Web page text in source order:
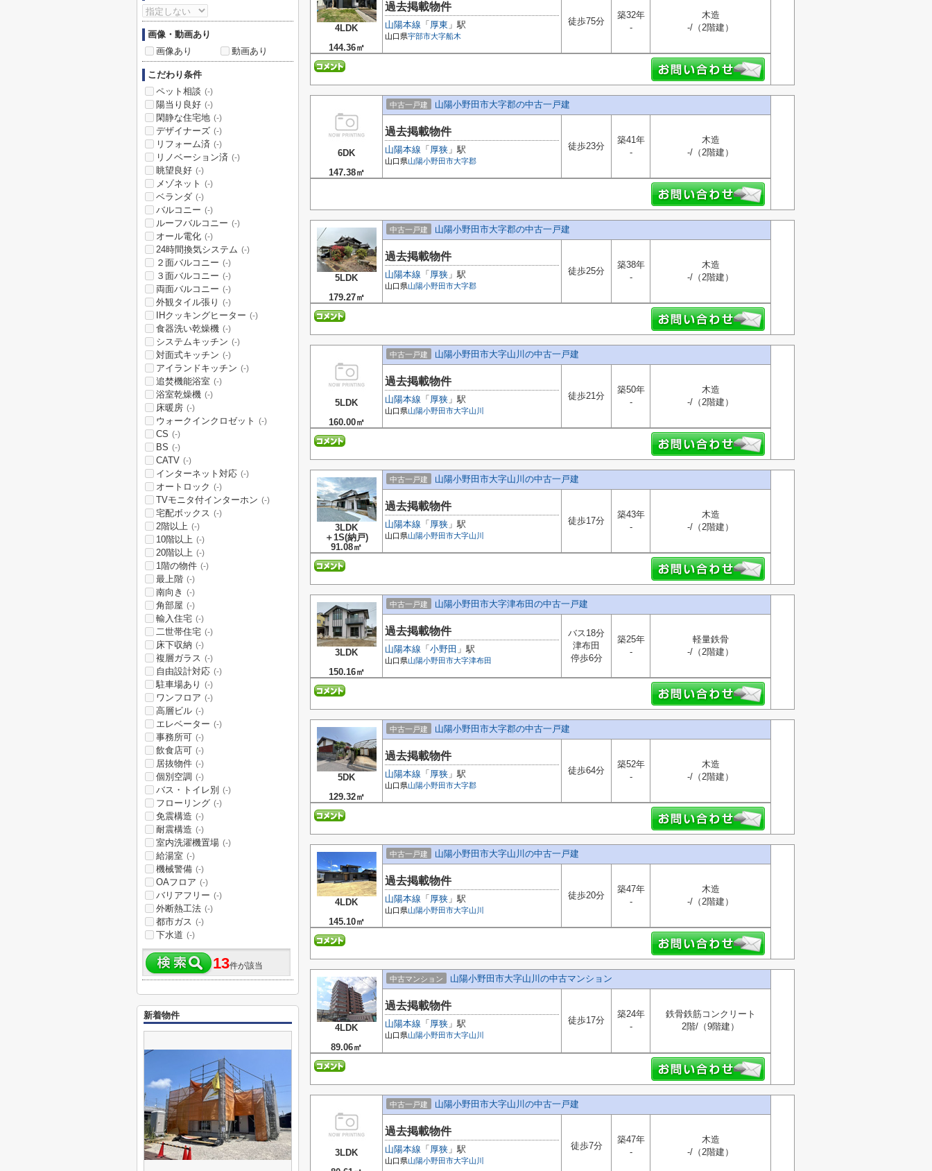
4LDK
144.36㎡
過去掲載物件
山陽本線 「 厚東 」駅
山口県宇部市大字船木
徒歩75分
築32年
-
木造
-/（2階建）
6DK
147.38㎡
中古一戸建 山陽小野田市大字郡の中古一戸建
過去掲載物件
山陽本線 「 厚狭 」駅
山口県山陽小野田市大字郡
徒歩23分
築41年
-
木造
-/（2階建）
5LDK
179.27㎡
中古一戸建 山陽小野田市大字郡の中古一戸建
過去掲載物件
山陽本線 「 厚狭 」駅
山口県山陽小野田市大字郡
徒歩25分
築38年
-
木造
-/（2階建）
5LDK
160.00㎡
中古一戸建 山陽小野田市大字山川の中古一戸建
過去掲載物件
山陽本線 「 厚狭 」駅
山口県山陽小野田市大字山川
徒歩21分
築50年
-
木造
-/（2階建）
3LDK
＋1S(納戸)
91.08㎡
中古一戸建 山陽小野田市大字山川の中古一戸建
過去掲載物件
山陽本線 「 厚狭 」駅
山口県山陽小野田市大字山川
徒歩17分
築43年
-
木造
-/（2階建）
3LDK
150.16㎡
中古一戸建 山陽小野田市大字津布田の中古一戸建
過去掲載物件
山陽本線 「 小野田 」駅
山口県山陽小野田市大字津布田
バス18分
津布田
停歩6分
築25年
-
軽量鉄骨
-/（2階建）
5DK
129.32㎡
中古一戸建 山陽小野田市大字郡の中古一戸建
過去掲載物件
山陽本線 「 厚狭 」駅
山口県山陽小野田市大字郡
徒歩64分
築52年
-
木造
-/（2階建）
4LDK
145.10㎡
中古一戸建 山陽小野田市大字山川の中古一戸建
過去掲載物件
山陽本線 「 厚狭 」駅
山口県山陽小野田市大字山川
徒歩20分
築47年
-
木造
-/（2階建）
4LDK
89.06㎡
中古マンション 山陽小野田市大字山川の中古マンション
過去掲載物件
山陽本線 「 厚狭 」駅
山口県山陽小野田市大字山川
徒歩17分
築24年
-
鉄骨鉄筋コンクリート
2階/（9階建）
3LDK
中古一戸建 山陽小野田市大字山川の中古一戸建
過去掲載物件
山陽本線 「 厚狭 」駅
山口県山陽小野田市大字山川
徒歩7分
築47年
-
木造
-/（2階建）
画像・動画あり
画像あり
動画あり
こだわり条件
ペット相談 (-)
陽当り良好 (-)
閑静な住宅地 (-)
デザイナーズ (-)
リフォーム済 (-)
リノベーション済 (-)
眺望良好 (-)
メゾネット (-)
ベランダ (-)
バルコニー (-)
ルーフバルコニー (-)
オール電化 (-)
24時間換気システム (-)
２面バルコニー (-)
３面バルコニー (-)
両面バルコニー (-)
外観タイル張り (-)
IHクッキングヒーター (-)
食器洗い乾燥機 (-)
システムキッチン (-)
対面式キッチン (-)
アイランドキッチン (-)
追焚機能浴室 (-)
浴室乾燥機 (-)
床暖房 (-)
ウォークインクロゼット (-)
CS (-)
BS (-)
CATV (-)
インターネット対応 (-)
オートロック (-)
TVモニタ付インターホン (-)
宅配ボックス (-)
2階以上 (-)
10階以上 (-)
20階以上 (-)
1階の物件 (-)
最上階 (-)
南向き (-)
角部屋 (-)
輸入住宅 (-)
二世帯住宅 (-)
床下収納 (-)
複層ガラス (-)
自由設計対応 (-)
駐車場あり (-)
ワンフロア (-)
高層ビル (-)
エレベーター (-)
事務所可 (-)
飲食店可 (-)
居抜物件 (-)
個別空調 (-)
バス・トイレ別 (-)
フローリング (-)
免震構造 (-)
耐震構造 (-)
室内洗濯機置場 (-)
給湯室 (-)
機械警備 (-)
OAフロア (-)
バリアフリー (-)
外断熱工法 (-)
都市ガス (-)
下水道 (-)
13件が該当
新着物件